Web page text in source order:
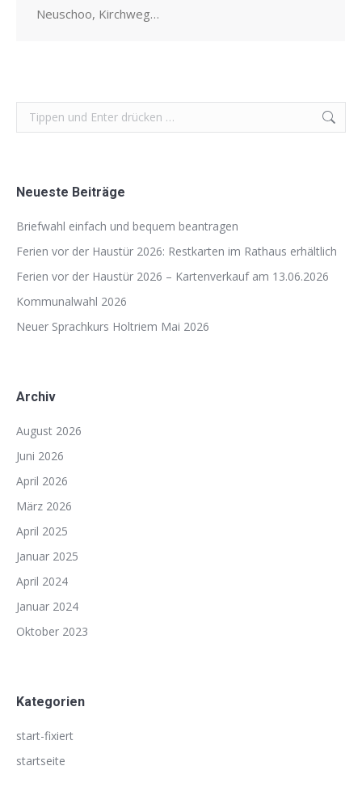
Neuschoo, Kirchweg…
Search:
Neueste Beiträge
Briefwahl einfach und bequem beantragen
Ferien vor der Haustür 2026: Restkarten im Rathaus erhältlich
Ferien vor der Haustür 2026 – Kartenverkauf am 13.06.2026
Kommunalwahl 2026
Neuer Sprachkurs Holtriem Mai 2026
Archiv
August 2026
Juni 2026
April 2026
März 2026
April 2025
Januar 2025
April 2024
Januar 2024
Oktober 2023
Kategorien
start-fixiert
startseite